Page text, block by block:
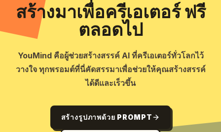
สร้างมาเพื่อครีเอเตอร์ ฟรี
ตลอดไป
YouMind คือผู้ช่วยสร้างสรรค์ AI ที่ครีเอเตอร์ทั่วโลกไว้
วางใจ ทุกพรอมต์ที่นี่คัดสรรมาเพื่อช่วยให้คุณสร้างสรรค์
ได้ดีและเร็วขึ้น
สร้างรูปภาพด้วย PROMPT